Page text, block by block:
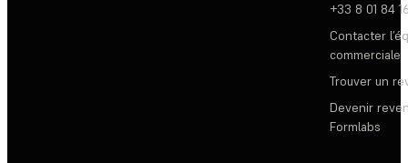
+33 8 01 84
Contacter
commerciale
Trouver un
Devenir
Formlabs